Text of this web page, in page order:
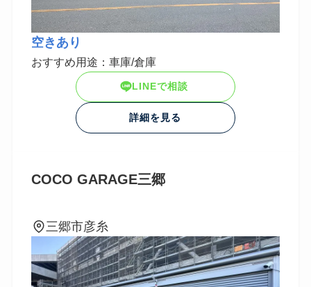
空きあり
おすすめ用途：車庫/倉庫
LINEで相談
詳細を見る
COCO GARAGE三郷
三郷市彦糸